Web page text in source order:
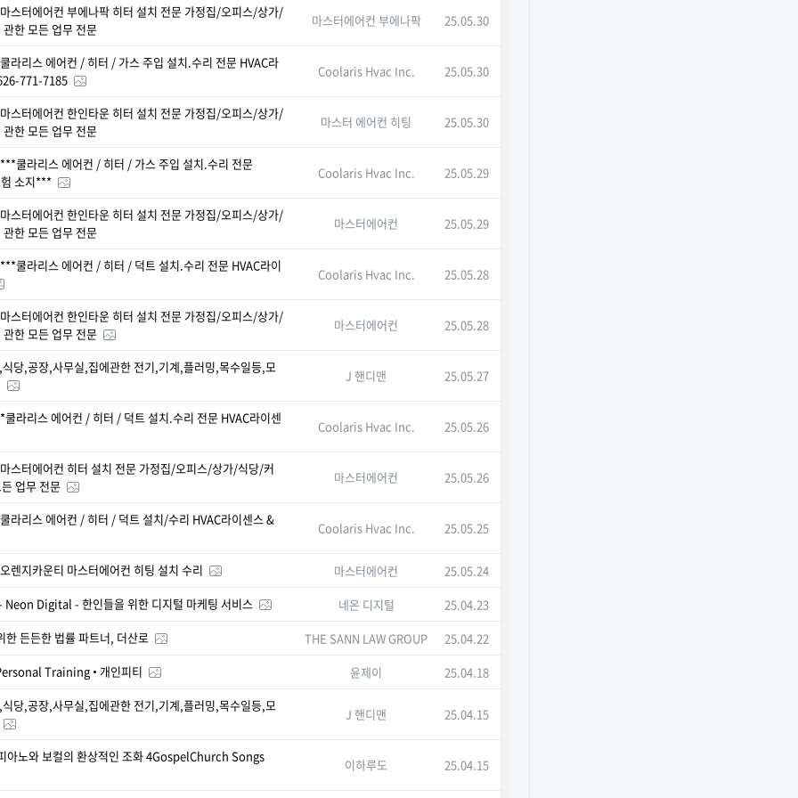
마스터에어컨 부에나팍 히터 설치 전문 가정집/오피스/상가/
한 모든 업무 전문
마스터에어컨 부에나팍 25.05.30
쿨라리스 에어컨 / 히터 / 가스 주입 설치.수리 전문 HVAC라
771-7185
Coolaris Hvac Inc. 25.05.30
마스터에어컨 한인타운 히터 설치 전문 가정집/오피스/상가/
한 모든 업무 전문
마스터 에어컨 히팅 25.05.30
***쿨라리스 에어컨 / 히터 / 가스 주입 설치.수리 전문
소지***
Coolaris Hvac Inc. 25.05.29
마스터에어컨 한인타운 히터 설치 전문 가정집/오피스/상가/
한 모든 업무 전문
마스터에어컨 25.05.29
***쿨라리스 에어컨 / 히터 / 덕트 설치.수리 전문 HVAC라이
Coolaris Hvac Inc. 25.05.28
마스터에어컨 한인타운 히터 설치 전문 가정집/오피스/상가/
한 모든 업무 전문
마스터에어컨 25.05.28
당,공장,사무실,집에관한 전기,기계,플러밍,목수일등,모
J 핸디맨 25.05.27
*쿨라리스 에어컨 / 히터 / 덕트 설치.수리 전문 HVAC라이센
Coolaris Hvac Inc. 25.05.26
마스터에어컨 히터 설치 전문 가정집/오피스/상가/식당/커
업무 전문
마스터에어컨 25.05.26
쿨라리스 에어컨 / 히터 / 덕트 설치/수리 HVAC라이센스 &
Coolaris Hvac Inc. 25.05.25
오렌지카운티 마스터에어컨 히팅 설치 수리 마스터에어컨
25.05.24
Neon Digital - 한인들을 위한 디지털 마케팅 서비스
네온 디지털
25.04.23
한 든든한 법률 파트너, 더산로
THE SANN LAW GROUP
25.04.22
Training • 개인피티
윤제이
25.04.18
당,공장,사무실,집에관한 전기,기계,플러밍,목수일등,모
J 핸디맨 25.04.15
아노와 보컬의 환상적인 조화 4GospelChurch Songs
이하루도 25.04.15